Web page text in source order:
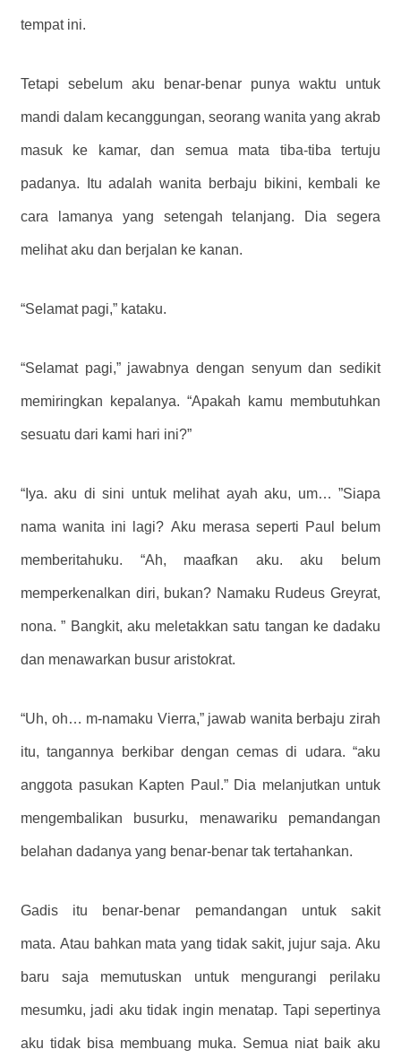
tempat ini.
Tetapi sebelum aku benar-benar punya waktu untuk
mandi dalam kecanggungan, seorang wanita yang akrab
masuk ke kamar, dan semua mata tiba-tiba tertuju
padanya. Itu adalah wanita berbaju bikini, kembali ke
cara lamanya yang setengah telanjang. Dia segera
melihat aku dan berjalan ke kanan.
“Selamat pagi,” kataku.
“Selamat pagi,” jawabnya dengan senyum dan sedikit
memiringkan kepalanya. “Apakah kamu membutuhkan
sesuatu dari kami hari ini?”
“Iya. aku di sini untuk melihat ayah aku, um… ”Siapa
nama wanita ini lagi? Aku merasa seperti Paul belum
memberitahuku. “Ah, maafkan aku. aku belum
memperkenalkan diri, bukan? Namaku Rudeus Greyrat,
nona. ” Bangkit, aku meletakkan satu tangan ke dadaku
dan menawarkan busur aristokrat.
“Uh, oh… m-namaku Vierra,” jawab wanita berbaju zirah
itu, tangannya berkibar dengan cemas di udara. “aku
anggota pasukan Kapten Paul.” Dia melanjutkan untuk
mengembalikan busurku, menawariku pemandangan
belahan dadanya yang benar-benar tak tertahankan.
Gadis itu benar-benar pemandangan untuk sakit
mata. Atau bahkan mata yang tidak sakit, jujur ​​saja. Aku
baru saja memutuskan untuk mengurangi perilaku
mesumku, jadi aku tidak ingin menatap. Tapi sepertinya
aku tidak bisa membuang muka. Semua niat baik aku